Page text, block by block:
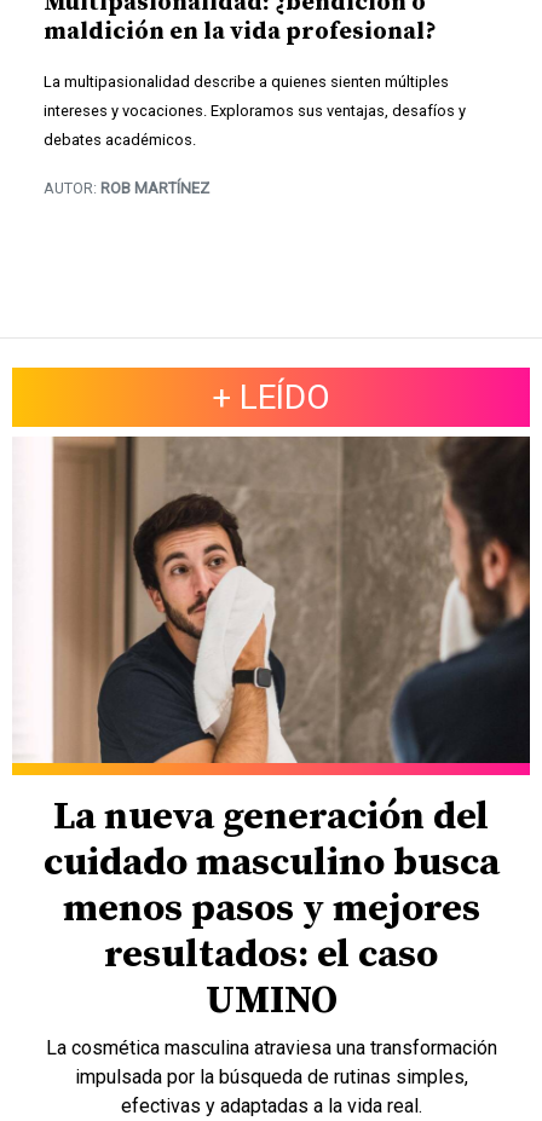
maldición en la vida profesional?
La multipasionalidad describe a quienes sienten múltiples
intereses y vocaciones. Exploramos sus ventajas, desafíos y
debates académicos.
AUTOR: ROB MARTÍNEZ
+ LEÍDO
La nueva generación del
cuidado masculino busca
menos pasos y mejores
resultados: el caso
UMINO
La cosmética masculina atraviesa una transformación
impulsada por la búsqueda de rutinas simples,
efectivas y adaptadas a la vida real.